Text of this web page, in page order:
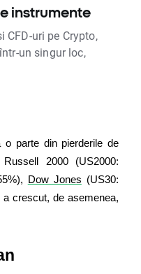
instrumente
CFD-uri pe Crypto,
un singur loc,
o parte din pierderile de
2000 (US2000:
Dow Jones (US30:
crescut, de asemenea,